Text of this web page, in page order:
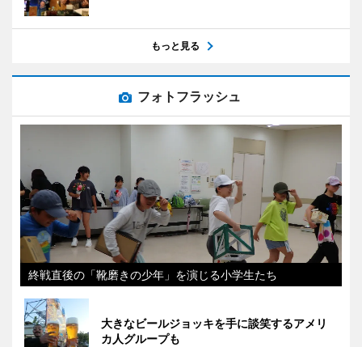
もっと見る
フォトフラッシュ
終戦直後の「靴磨きの少年」を演じる小学生たち
大きなビールジョッキを手に談笑するアメリ
カ人グループも